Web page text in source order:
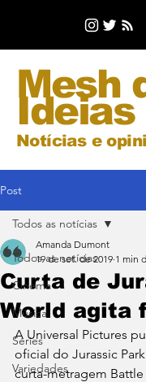
Mesh
Ideias
Notícias e
Post
Todos as notícias
Cinema
Música
Séries
Variedades
Todos as notícias
Curta de
World agita
Amanda Dumont
19 de set. de 2019 1 min
A Universal Pictures
oficial do Jurassic
curta-metragem